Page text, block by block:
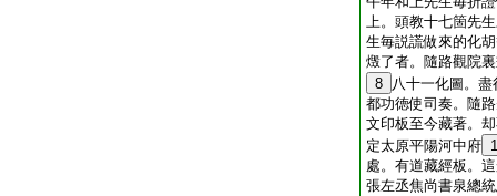
上。頭教十七箇先
生毎説謊做來的化
燬了者。隨路觀院
8 八十一化圖。
都功徳使司奏。隨
文印板至今藏著。
定太原平陽河中府
處。有道藏經板。
張左丞焦尚書泉總